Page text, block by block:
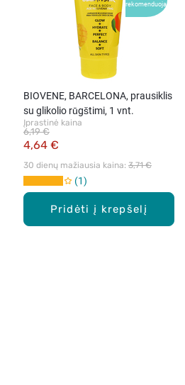
rekomenduoja
Pridėti į krepšelį
BIOVENE, BARCELONA, prausiklis
su glikolio rūgštimi, 1 vnt.
Įprastinė kaina
4,64 €
6,19 €
30 dienų mažiausia kaina: 3,71 €
1